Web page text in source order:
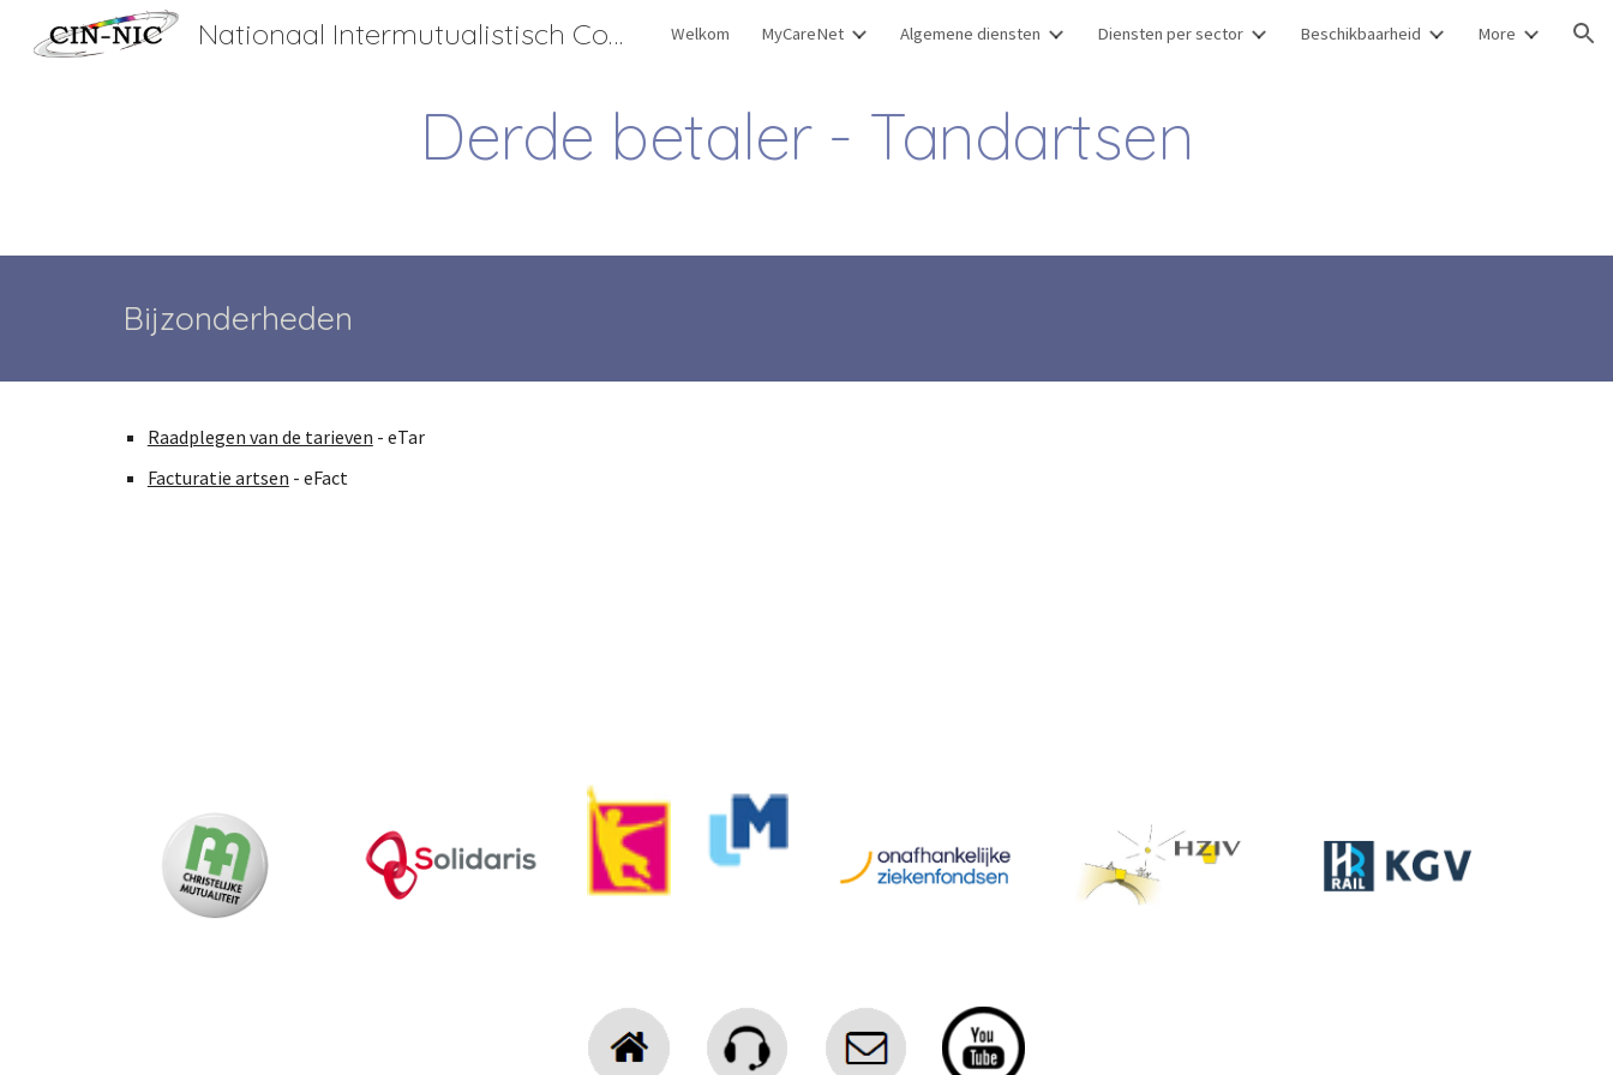
Skip to main content Skip to navigation
Nationaal Intermutualistisch College (NIC) Welkom MyCareNet Algemene diensten Diensten per sector Beschikbaarheid More
Derde betaler - Tandartsen
Bijzonderheden
Raadplegen van de tarieven - eTar
Facturatie artsen - eFact